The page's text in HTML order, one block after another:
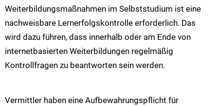
Weiterbildungsmaßnahmen im Selbststudium ist eine
nachweisbare Lernerfolgskontrolle erforderlich. Das
wird dazu führen, dass innerhalb oder am Ende von
internetbasierten Weiterbildungen regelmäßig
Kontrollfragen zu beantworten sein werden.
Vermittler haben eine Aufbewahrungspflicht für